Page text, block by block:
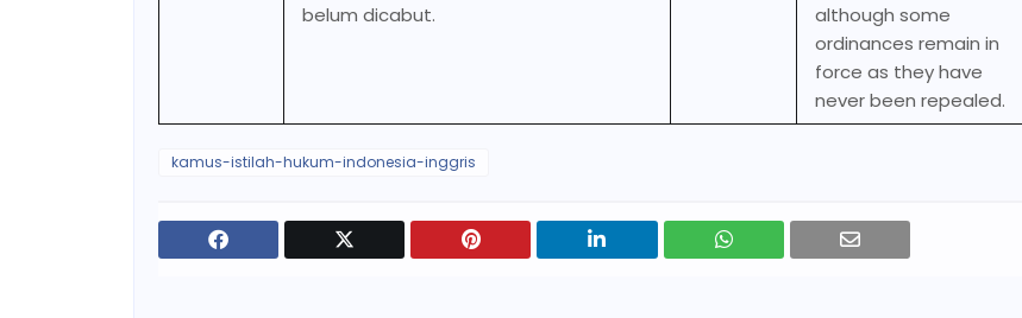
belum dicabut.
although some
ordinances remain in
force as they have
never been repealed.
kamus-istilah-hukum-indonesia-inggris